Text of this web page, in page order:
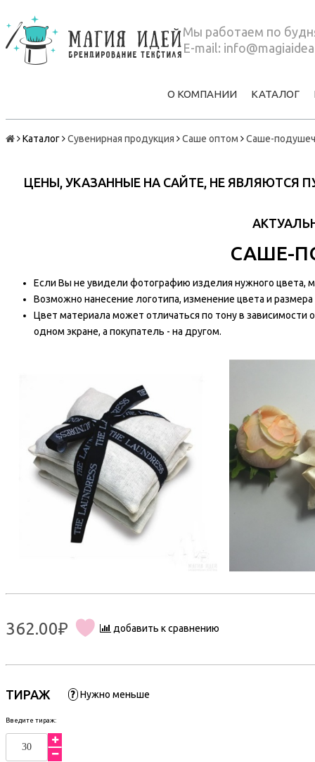
Мы работаем по
E-mail:
О КОМПАНИИ КАТАЛОГ
Каталог Сувенирная продукция Саше оптом Саше-
ЦЕНЫ, УКАЗАННЫЕ НА САЙТЕ, НЕ
САШЕ-
Если Вы не увидели фотографию изделия нужного цвета,
Возможно нанесение логотипа, изменение цвета и
Цвет материала может отличаться по тону в зависимости
одном экране, а покупатель - на другом.
362.00₽ добавить к сравнению
ТИРАЖ ? Нужно меньше
Введите тираж: